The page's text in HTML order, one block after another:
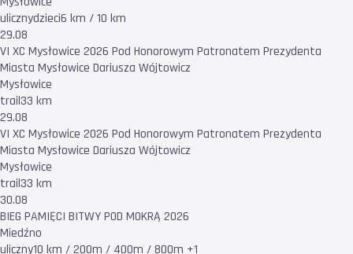
ulicznydzieci6 km / 10 km
29.08
VI XC Mysłowice 2026 Pod Honorowym Patronatem Prezydenta
Miasta Mysłowice Dariusza Wójtowicz
Mysłowice
trail33 km
29.08
VI XC Mysłowice 2026 Pod Honorowym Patronatem Prezydenta
Miasta Mysłowice Dariusza Wójtowicz
Mysłowice
trail33 km
30.08
BIEG PAMIĘCI BITWY POD MOKRĄ 2026
Miedźno
uliczny10 km / 200m / 400m / 800m +1